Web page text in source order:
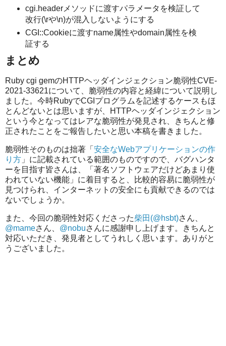
cgi.headerメソッドに渡すパラメータを検証して
改行(\rや\n)が混入しないようにする
CGI::Cookieに渡すname属性やdomain属性を検
証する
まとめ
Ruby cgi gemのHTTPヘッダインジェクション脆弱性CVE-
2021-33621について、脆弱性の内容と経緯について説明し
ました。今時RubyでCGIプログラムを記述するケースもほ
とんどないとは思いますが、HTTPヘッダインジェクション
という今となってはレアな脆弱性が発見され、きちんと修
正されたことをご報告したいと思い本稿を書きました。
脆弱性そのものは拙著「 安全なWebアプリケーションの作
り方 」に記載されている範囲のものですので、バグハンタ
ーを目指す皆さんは、「著名ソフトウェアだけどあまり使
われていない機能」に着目すると、比較的容易に脆弱性が
見つけられ、インターネットの安全にも貢献できるのでは
ないでしょうか。
また、今回の脆弱性対応くださった柴田(@hsbt)さん、
@mameさん、 @nobuさんに感謝申し上げます。きちんと
対応いただき、発見者としてうれしく思います。ありがと
うございました。